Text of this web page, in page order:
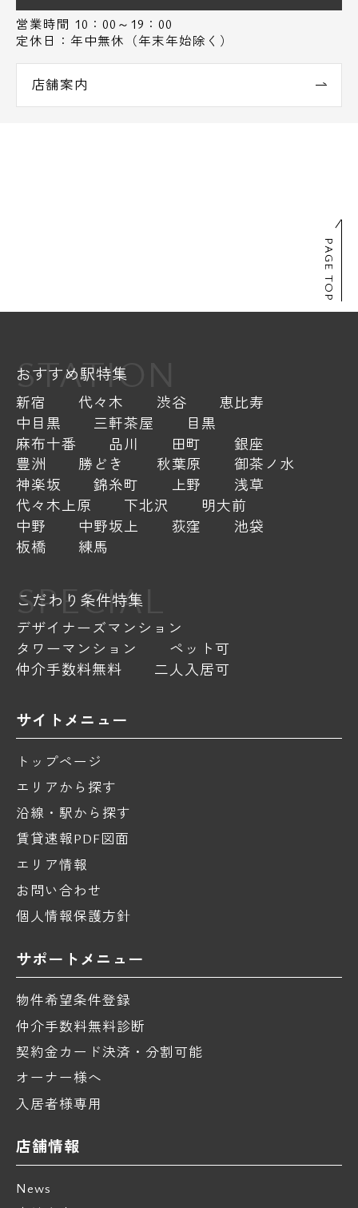
営業時間 10：00～19：00
定休日：年中無休（年末年始除く）
店舗案内
PAGE TOP
STATION
おすすめ駅特集
新宿 代々木 渋谷
恵比寿
中目黒
三軒茶屋
目黒
麻布十番
品川 田町
銀座
豊洲
勝どき 秋葉原
御茶ノ水
神楽坂
錦糸町 上野
浅草
代々木上原
下北沢
明大前
中野
中野坂上 荻窪
池袋
板橋
練馬
SPECIAL
こだわり条件特集
デザイナーズマンション
タワーマンション
ペット可
仲介手数料無料
二人入居可
サイトメニュー
トップページ
エリアから探す
沿線・駅から探す
賃貸速報PDF図面
エリア情報
お問い合わせ
個人情報保護方針
サポートメニュー
物件希望条件登録
仲介手数料無料診断
契約金カード決済・分割可能
オーナー様へ
入居者様専用
店舗情報
News